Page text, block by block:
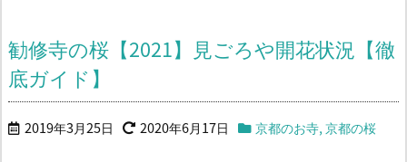
勧修寺の桜【2021】見ごろや開花状況【徹
底ガイド】
2019年3月25日 2020年6月17日 京都のお寺,京都の桜